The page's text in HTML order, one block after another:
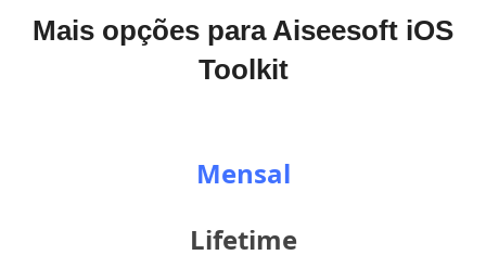
Mais opções para Aiseesoft iOS
Toolkit
Mensal
Lifetime